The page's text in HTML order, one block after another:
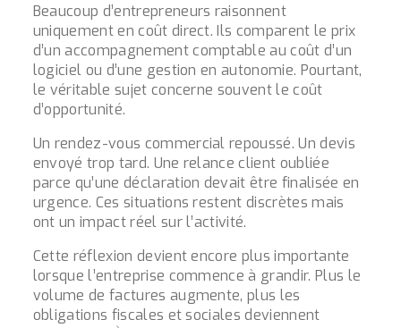
Beaucoup d’entrepreneurs raisonnent
uniquement en coût direct. Ils comparent le prix
d’un accompagnement comptable au coût d’un
logiciel ou d’une gestion en autonomie. Pourtant,
le véritable sujet concerne souvent le coût
d’opportunité.
Un rendez-vous commercial repoussé. Un devis
envoyé trop tard. Une relance client oubliée
parce qu’une déclaration devait être finalisée en
urgence. Ces situations restent discrètes mais
ont un impact réel sur l’activité.
Cette réflexion devient encore plus importante
lorsque l’entreprise commence à grandir. Plus le
volume de factures augmente, plus les
obligations fiscales et sociales deviennent